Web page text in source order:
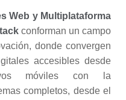
Web y Multiplataforma
conforman un campo
donde convergen
accesibles desde
móviles con la
completos, desde el